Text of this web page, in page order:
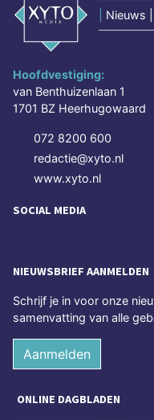
Nieuws
Hoofdvestiging:
van Benthuizenlaan 1
1701 BZ Heerhugowaard
072 8200 600
redactie@xyto.nl
www.xyto.nl
SOCIAL MEDIA
NIEUWSBRIEF AANMELDEN
Schrijf je in voor onze
samenvatting van alle
Aanmelden
ONLINE DAGBLADEN